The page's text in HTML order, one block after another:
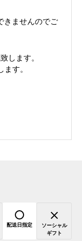
きませんのでご
します。
す。
配送日指定
ソーシャル
ギフト